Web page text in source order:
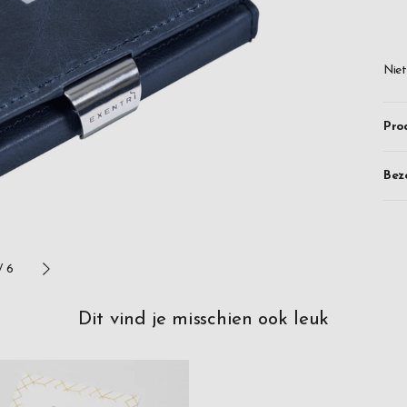
6
De
Dit vind je misschien ook leuk